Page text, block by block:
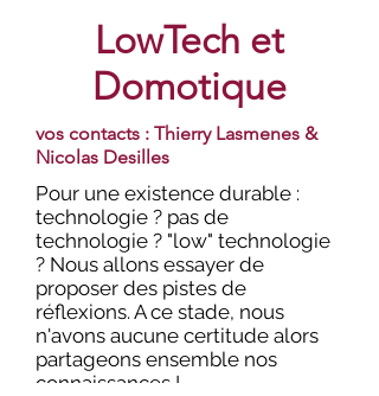
LowTech et
Domotique
vos contacts : Thierry Lasmenes &
Nicolas Desilles
Pour une existence durable :
technologie ? pas de
technologie ? "low" technologie
? Nous allons essayer de
proposer des pistes de
réflexions. A ce stade, nous
n'avons aucune certitude alors
partageons ensemble nos
connaissances !